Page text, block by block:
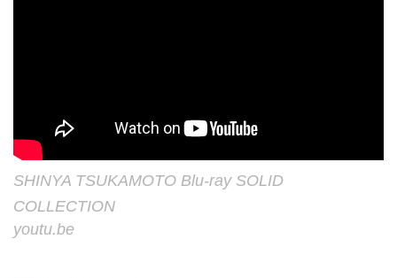
SHINYA TSUKAMOTO Blu-ray SOLID
COLLECTION
youtu.be